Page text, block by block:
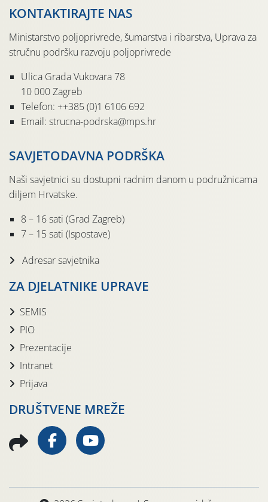
KONTAKTIRAJTE NAS
Ministarstvo poljoprivrede, šumarstva i ribarstva, Uprava za
stručnu podršku razvoju poljoprivrede
Ulica Grada Vukovara 78
10 000 Zagreb
Telefon: ++385 (0)1 6106 692
Email: strucna-podrska@mps.hr
SAVJETODAVNA PODRŠKA
Naši savjetnici su dostupni radnim danom u podružnicama
diljem Hrvatske.
8 – 16 sati (Grad Zagreb)
7 – 15 sati (Ispostave)
Adresar savjetnika
ZA DJELATNIKE UPRAVE
SEMIS
PIO
Prezentacije
Intranet
Prijava
DRUŠTVENE MREŽE